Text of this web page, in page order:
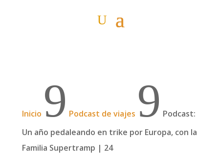
Inicio 9 Podcast de viajes 9 Podcast:
Un año pedaleando en trike por Europa, con la
Familia Supertramp | 24